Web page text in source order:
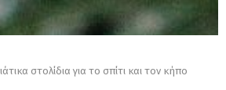
στολίδια για το σπίτι και τον κήπο